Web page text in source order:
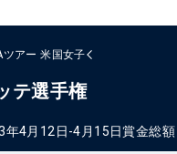
ツアー 米国女子
テ選手権
年4月12日-4月15日賞金総額